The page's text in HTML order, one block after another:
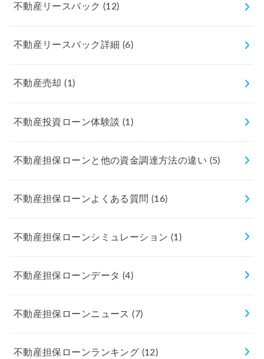
不動産リースバック (12)
不動産リースバック詳細 (6)
不動産売却(1)
不動産投資ローン体験談 (1)
不動産担保ローンと他の資金調達方法の違い (5)
不動産担保ローンよくある質問(16)
不動産担保ローンシミュレーション (1)
不動産担保ローンデータ (4)
不動産担保ローンニュース(7)
不動産担保ローンランキング (12)